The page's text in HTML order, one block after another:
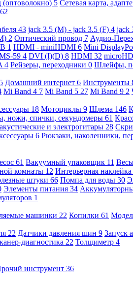
(оптоволокно) 5 Сетевая карта,
62
43 jack 3.5 (M) - jack 3.5 (F) 4 jack
2 Оптический провод 7 Аудио-
1 HDMI - miniHDMI 6 Mini
59 4 DVI (I)(D) 8 HDMI 32
4 Рейзеры, переходники 0 Шлейфы,
5 Домашний интернет 6 Инструменты
Mi Band 4 7 Mi Band 5 27 Mi Band 9 2
18 Мотоциклы 9 Шлема 146
ножи, спички, секундомеры 61
и электрогитары 28
6 Рюкзаки, наколенники,
61 Вакуумный упаковщик 11
комнаты 12 Интерьерная наклейка
штуки 66 Помпа для воды 30
Элементы питания 34
1
машинки 22 Копилки 61
22 Датчики давления шин 9 Запуск
диагностика 22 Толщиметр 4
инструмент 36